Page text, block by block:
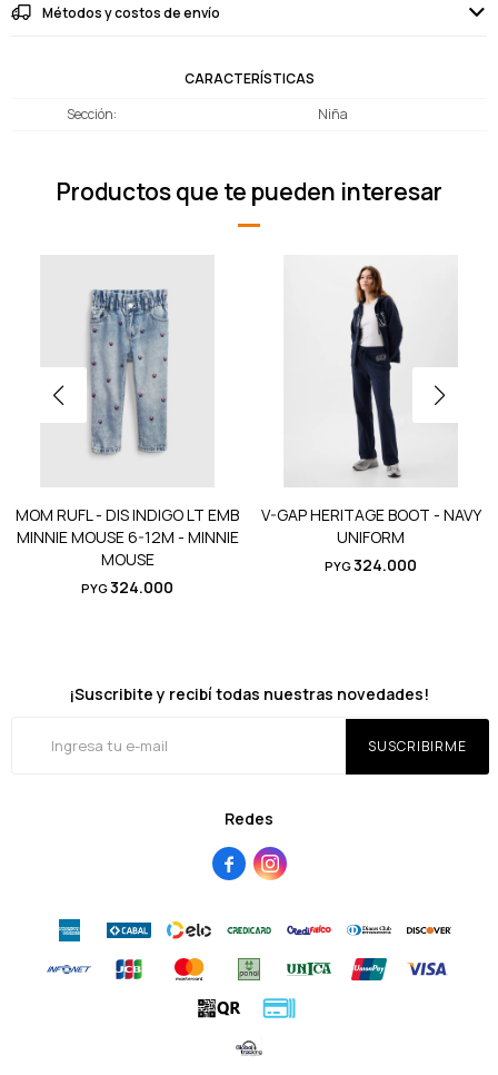
Métodos y costos de envío
CARACTERÍSTICAS
Sección
Niña
Productos que te pueden interesar
MOM RUFL - DIS INDIGO LT EMB
MINNIE MOUSE 6-12M - MINNIE
MOUSE
PYG324.000
V-GAP HERITAGE BOOT - NAVY
UNIFORM
PYG324.000
Redes
 
¡Suscribite y recibí todas nuestras novedades!
SUSCRIBIRME